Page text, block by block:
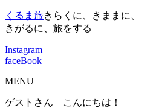
くるま旅きらくに、きままに、
きがるに、旅をする
Instagram
faceBook
MENU
ゲストさん こんにちは！